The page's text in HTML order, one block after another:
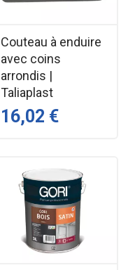
Couteau à enduire
avec coins
arrondis |
Taliaplast
16,02 €